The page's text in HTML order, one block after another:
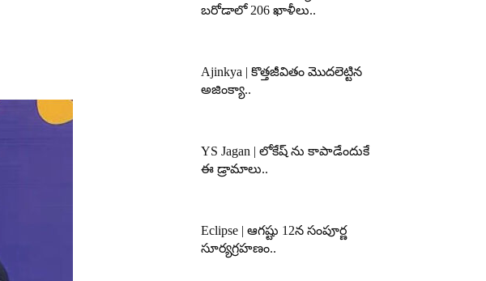
బరోడాలో 206 ఖాళీలు..
Ajinkya | కొత్తజీవితం మొదలెట్టిన
అజింక్యా..
YS Jagan | లోకేష్ ను కాపాడేందుకే
ఈ డ్రామాలు..
Eclipse | ఆగష్టు 12న సంపూర్ణ
సూర్యగ్రహణం..